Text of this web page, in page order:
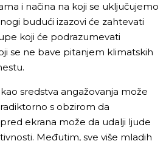
i načina na koji se uključujemo
budući izazovi će zahtevati
koji će podrazumevati
se ne bave pitanjem klimatskih
sredstva angažovanja može
s obzirom da
ekrana može da udalji ljude
Međutim, sve više mladih